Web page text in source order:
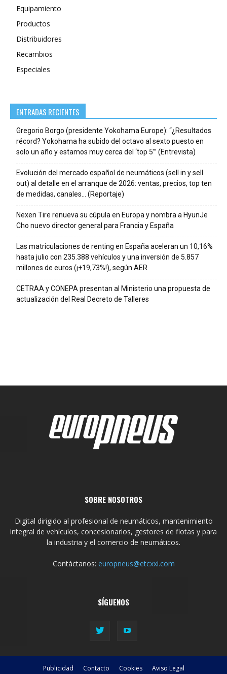
Equipamiento
Productos
Distribuidores
Recambios
Especiales
ENTRADAS RECIENTES
Gregorio Borgo (presidente Yokohama Europe): “¿Resultados
récord? Yokohama ha subido del octavo al sexto puesto en
solo un año y estamos muy cerca del ‘top 5’” (Entrevista)
Evolución del mercado español de neumáticos (sell in y sell
out) al detalle en el arranque de 2026: ventas, precios, top ten
de medidas, canales… (Reportaje)
Nexen Tire renueva su cúpula en Europa y nombra a HyunJe
Cho nuevo director general para Francia y España
Las matriculaciones de renting en España aceleran un 10,16%
hasta julio con 235.388 vehículos y una inversión de 5.857
millones de euros (¡+19,73%!), según AER
CETRAA y CONEPA presentan al Ministerio una propuesta de
actualización del Real Decreto de Talleres
SOBRE NOSOTROS
Digital dirigido al profesional de neumáticos, mantenimiento
integral de vehículos, concesionarios, gestores de flotas y para
la industria y el comercio de neumáticos.
Contáctanos: europneus@etcxxi.com
SÍGUENOS
Publicidad Contacto Cookies Aviso Legal